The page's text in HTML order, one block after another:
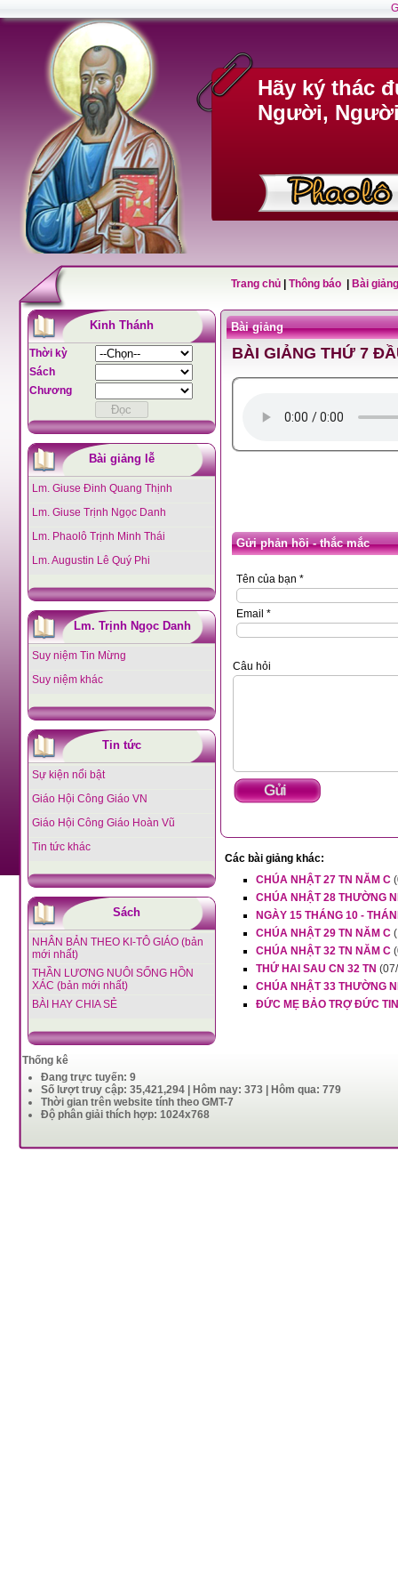
Hãy ký thác
Người,
Trang chủ Thông báo Bài
Kinh Thánh
Thời kỳ
Sách
Chương
Bài giảng lễ
Lm. Giuse Đinh Quang Thịnh
Lm. Giuse Trịnh Ngọc Danh
Lm. Phaolô Trịnh Minh Thái
Lm. Augustin Lê Quý Phi
Lm. Trịnh Ngọc Danh
Suy niệm Tin Mừng
Suy niệm khác
Tin tức
Sự kiện nổi bật
Giáo Hội Công Giáo VN
Giáo Hội Công Giáo Hoàn Vũ
Tin tức khác
Sách
NHÂN BẢN THEO KI-TÔ GIÁO (bản
mới nhất)
THẦN LƯƠNG NUÔI SỐNG HỒN
XÁC (bản mới nhất)
BÀI HAY CHIA SẺ
Bài giảng
BÀI GIẢNG THỨ 7
Gửi phản hồi - thắc mắc
Tên của bạn *
Email *
Câu hỏi
Các bài giảng khác:
CHÚA NHẬT 27 TN NĂM C
CHÚA NHẬT 28 THƯỜNG
NGÀY 15 THÁNG 10 -
CHÚA NHẬT 29 TN NĂM C
CHÚA NHẬT 32 TN NĂM C
THỨ HAI SAU CN 32 TN
CHÚA NHẬT 33 THƯỜNG
ĐỨC MẸ BẢO TRỢ ĐỨC TIN
Thống kê
Đang trực tuyến: 9
Số lượt truy cập: 35,421,294 | Hôm nay: 373 | Hôm qua: 779
Thời gian trên website tính theo GMT-7
Độ phân giải thích hợp: 1024x768